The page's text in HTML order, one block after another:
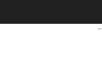
cumbre del G-20 contó